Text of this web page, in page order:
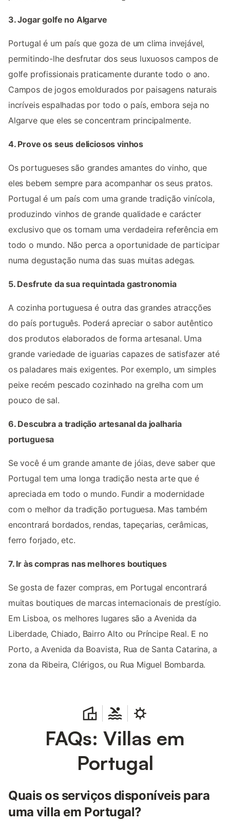
3. Jogar golfe no Algarve
Portugal é um país que goza de um clima invejável,
permitindo-lhe desfrutar dos seus luxuosos campos de
golfe profissionais praticamente durante todo o ano.
Campos de jogos emoldurados por paisagens naturais
incríveis espalhadas por todo o país, embora seja no
Algarve que eles se concentram principalmente.
4. Prove os seus deliciosos vinhos
Os portugueses são grandes amantes do vinho, que
eles bebem sempre para acompanhar os seus pratos.
Portugal é um país com uma grande tradição vinícola,
produzindo vinhos de grande qualidade e carácter
exclusivo que os tornam uma verdadeira referência em
todo o mundo. Não perca a oportunidade de participar
numa degustação numa das suas muitas adegas.
5. Desfrute da sua requintada gastronomia
A cozinha portuguesa é outra das grandes atracções
do país português. Poderá apreciar o sabor autêntico
dos produtos elaborados de forma artesanal. Uma
grande variedade de iguarias capazes de satisfazer até
os paladares mais exigentes. Por exemplo, um simples
peixe recém pescado cozinhado na grelha com um
pouco de sal.
6. Descubra a tradição artesanal da joalharia
portuguesa
Se você é um grande amante de jóias, deve saber que
Portugal tem uma longa tradição nesta arte que é
apreciada em todo o mundo. Fundir a modernidade
com o melhor da tradição portuguesa. Mas também
encontrará bordados, rendas, tapeçarias, cerâmicas,
ferro forjado, etc.
7. Ir às compras nas melhores boutiques
Se gosta de fazer compras, em Portugal encontrará
muitas boutiques de marcas internacionais de prestígio.
Em Lisboa, os melhores lugares são a Avenida da
Liberdade, Chiado, Bairro Alto ou Príncipe Real. E no
Porto, a Avenida da Boavista, Rua de Santa Catarina, a
zona da Ribeira, Clérigos, ou Rua Miguel Bombarda.
FAQs: Villas em
Portugal
Quais os serviços disponíveis para
uma villa em Portugal?